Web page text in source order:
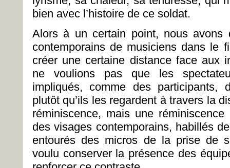
bien avec l’histoire de ce soldat.
Alors à un certain point, nous avons
contemporains de musiciens dans le
créer une certaine distance face aux
ne voulions pas que les
impliqués, comme des participants,
plutôt qu’ils les regardent à travers la
réminiscence, mais une
des visages contemporains, habillés
entourés des micros de la prise de
voulu conserver la présence des